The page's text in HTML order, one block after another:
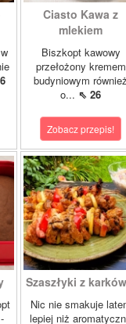
Ciasto Kawa z
mlekiem
Biszkopt kawowy
przełożony kremem
budyniowym również
o... ⇖ 26
Zobacz przepis!
Szaszłyki z
Nic nie smakuje
lepiej niż